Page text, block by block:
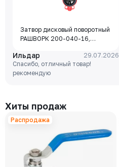
Затвор дисковый поворотный
РАШВОРК 200-040-16,
250 (GG25), диск - GJS-400-
15 (GGG40), уплотнение -
EPDM, М/Ф, рукоятка
Ильдар
29.07.2026
Спасибо, отличный товар!
рекомендую
Хиты продаж
Распродажа